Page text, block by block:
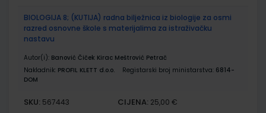
BIOLOGIJA 8; (KUTIJA) radna bilježnica iz biologije za osmi
razred osnovne škole s materijalima za istraživačku
nastavu
Autor(i): Banović Čiček Kirac Meštrović Petrač
Nakladnik: PROFIL KLETT d.o.o. Registarski broj ministarstva: 6814-
DOM
SKU: 567443 CIJENA: 25,00 €